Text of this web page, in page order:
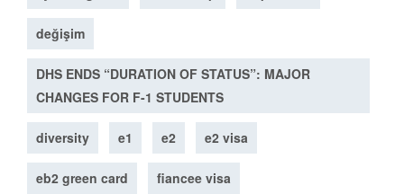
değişim
DHS ENDS “DURATION OF STATUS”: MAJOR
CHANGES FOR F-1 STUDENTS
diversity e1 e2 e2 visa
eb2 green card fiancee visa